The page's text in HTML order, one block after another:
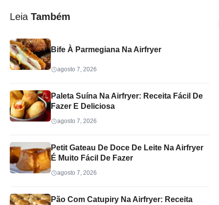
Leia Também
Bife À Parmegiana Na Airfryer
agosto 7, 2026
Paleta Suína Na Airfryer: Receita Fácil De
Fazer E Deliciosa
agosto 7, 2026
Petit Gateau De Doce De Leite Na Airfryer
É Muito Fácil De Fazer
agosto 7, 2026
Pão Com Catupiry Na Airfryer: Receita